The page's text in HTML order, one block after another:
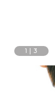
1 3